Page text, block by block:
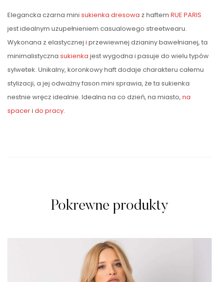
Elegancka czarna mini sukienka dresowa z haftem RUE PARIS
jest idealnym uzupełnieniem casualowego streetwearu.
Wykonana z elastycznej i przewiewnej dzianiny bawełnianej, ta
minimalistyczna sukienka jest wygodna i pasuje do wielu typów
sylwetek. Unikalny, koronkowy haft dodaje charakteru całemu
stylizacji, a jej odważny fason mini sprawia, że ta sukienka
nestnie wręcz idealnie. Idealna na co dzień, na miasto, na
spaceri do pracy.
Pokrewne produkty